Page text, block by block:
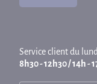
Service client du
8h30 - 12h30 / 14h -